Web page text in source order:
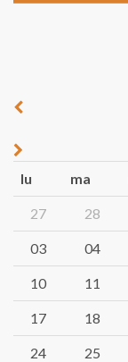
lu ma
27 28
03 04
10 11
17 18
24 25